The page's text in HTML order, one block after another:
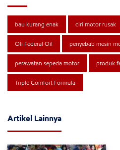
bau kurang enak ciri motor rusak
Oli Federal Oil penyebab mesin
perawatan sepeda motor produk
Triple Comfort Formula
Artikel Lainnya